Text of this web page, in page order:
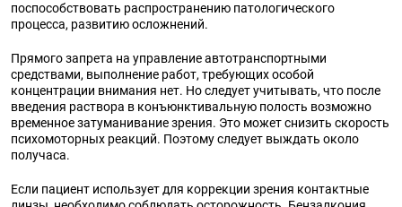
поспособствовать распространению патологического
процесса, развитию осложнений.
Прямого запрета на управление автотранспортными
средствами, выполнение работ, требующих особой
концентрации внимания нет. Но следует учитывать, что после
введения раствора в конъюнктивальную полость возможно
временное затуманивание зрения. Это может снизить скорость
психомоторных реакций. Поэтому следует выждать около
получаса.
Если пациент использует для коррекции зрения контактные